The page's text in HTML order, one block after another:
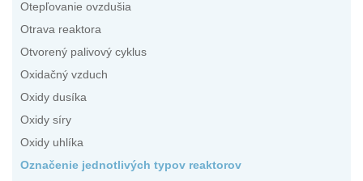
Otepľovanie ovzdušia
Otrava reaktora
Otvorený palivový cyklus
Oxidačný vzduch
Oxidy dusíka
Oxidy síry
Oxidy uhlíka
Označenie jednotlivých typov reaktorov